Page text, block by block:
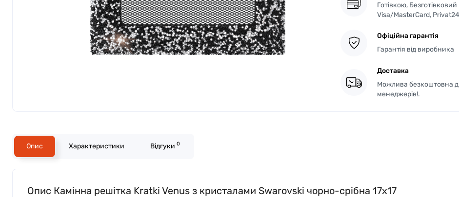
Готівкою,
Visa/MasterCard,
Офіційна гарантія
Гарантія від виробника
Доставка
Можлива безкоштовна
менеджерів!.
Опис Характеристики Відгуки 0
Опис Камінна решітка Kratki Venus з кристалами Swarovski чорно-срібна 17x17